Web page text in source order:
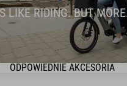
LIKE RIDING. BUT
ODPOWIEDNIE AKCESORIA